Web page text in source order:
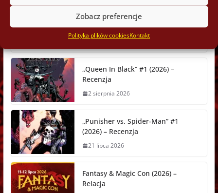
Zobacz preferencje
Polityka plików cookiesKontakt
e
o
o
k
s
n
g
e
r
t
s
A
p
d
d
i
t
s
t
o
d
o
n
a
p
c
h
a
e
d
s
Amazing Spider-Man: Martwy język – Część 2 (Tom 6)
Ostatnimi czasy Pajączek króluje w kinach, a że
załapałam się na
„Queen In Black” #1 (2026) –
Recenzja
2 sierpnia 2026
„Punisher vs. Spider-Man” #1
(2026) – Recenzja
21 lipca 2026
Fantasy & Magic Con (2026) –
Relacja